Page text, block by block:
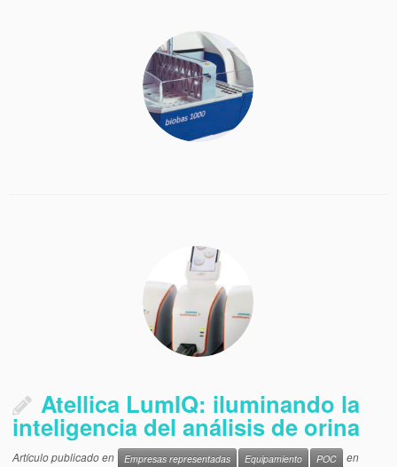
Atellica LumIQ: iluminando la
inteligencia del análisis de orina
Artículo publicado en Empresas representadas Equipamiento POC
en